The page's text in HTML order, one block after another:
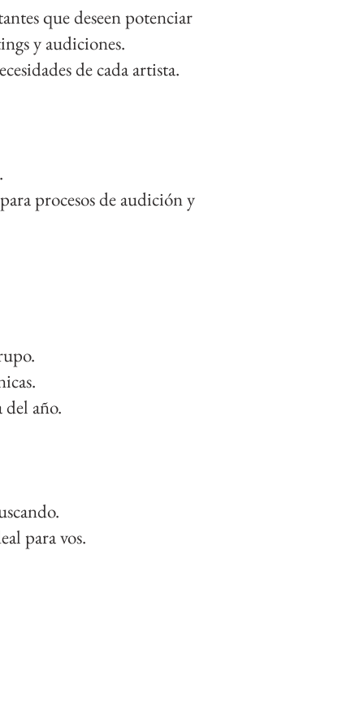
que deseen potenciar
y audiciones.
de cada artista.
procesos de audición y
año.
para vos.